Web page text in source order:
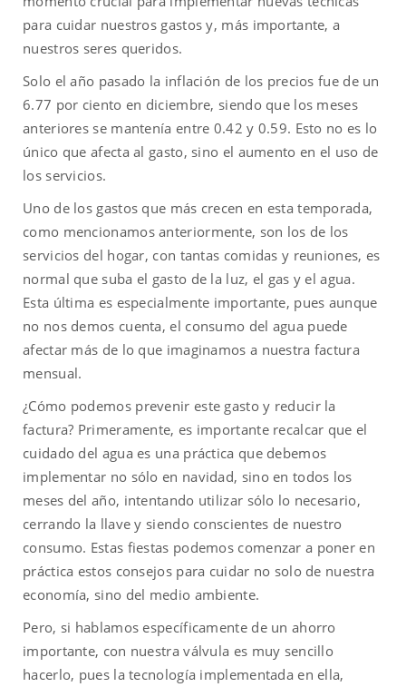
para cuidar nuestros gastos y, más importante, a
nuestros seres queridos.
Solo el año pasado la inflación de los precios fue de un
6.77 por ciento en diciembre, siendo que los meses
anteriores se mantenía entre 0.42 y 0.59. Esto no es lo
único que afecta al gasto, sino el aumento en el uso de
los servicios.
Uno de los gastos que más crecen en esta temporada,
como mencionamos anteriormente, son los de los
servicios del hogar, con tantas comidas y reuniones, es
normal que suba el gasto de la luz, el gas y el agua.
Esta última es especialmente importante, pues aunque
no nos demos cuenta, el consumo del agua puede
afectar más de lo que imaginamos a nuestra factura
mensual.
¿Cómo podemos prevenir este gasto y reducir la
factura? Primeramente, es importante recalcar que el
cuidado del agua es una práctica que debemos
implementar no sólo en navidad, sino en todos los
meses del año, intentando utilizar sólo lo necesario,
cerrando la llave y siendo conscientes de nuestro
consumo. Estas fiestas podemos comenzar a poner en
práctica estos consejos para cuidar no solo de nuestra
economía, sino del medio ambiente.
Pero, si hablamos específicamente de un ahorro
importante, con nuestra válvula es muy sencillo
hacerlo, pues la tecnología implementada en ella,